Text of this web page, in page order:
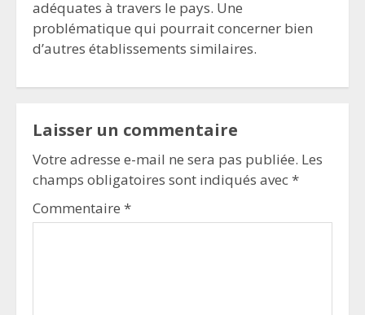
adéquates à travers le pays. Une
problématique qui pourrait concerner bien
d’autres établissements similaires.
Laisser un commentaire
Votre adresse e-mail ne sera pas publiée. Les
champs obligatoires sont indiqués avec*
Commentaire *